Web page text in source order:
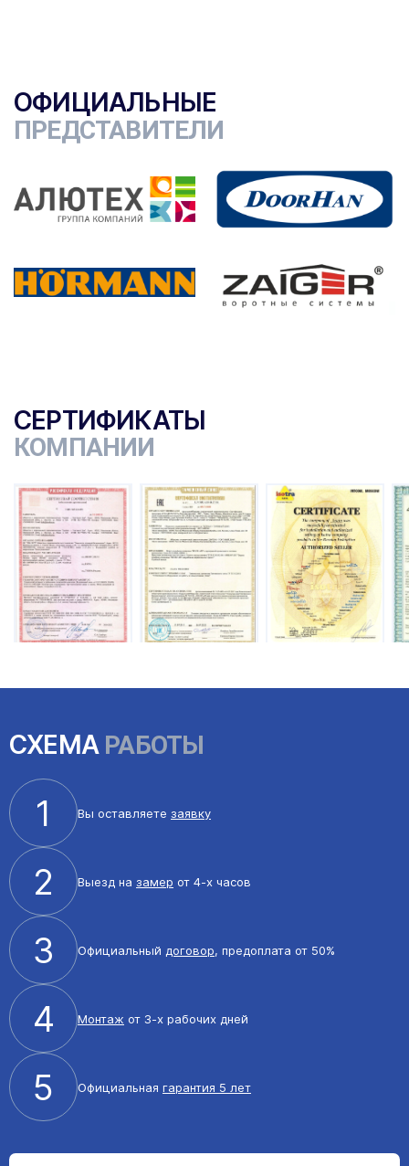
ОФИЦИАЛЬНЫЕ
ПРЕДСТАВИТЕЛИ
СЕРТИФИКАТЫ
КОМПАНИИ
СХЕМАРАБОТЫ
1 Вы оставляете заявку
2 Выезд на замер от 4-х часов
3 Официальный договор, предоплата от 50%
4 Монтаж от 3-х рабочих дней
5 Официальная гарантия 5 лет